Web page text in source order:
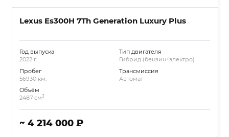
Lexus Es300H 7Th Generation Luxury Plus
Год выпуска
2022 г.
Пробег
56930 км.
Объём
2487 см3
Тип двигателя
Гибрид (бензин+электро)
Трансмиссия
Автомат
~ 4 214 000 ₽